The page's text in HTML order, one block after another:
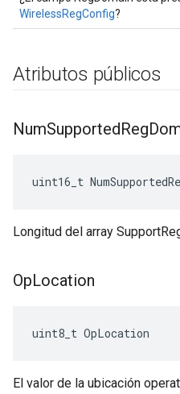
WirelessRegConfig?
Atributos públicos
NumSupportedReg
uint16_t
Longitud del array
OpLocation
uint8_t OpLocation
El valor de la ubicación